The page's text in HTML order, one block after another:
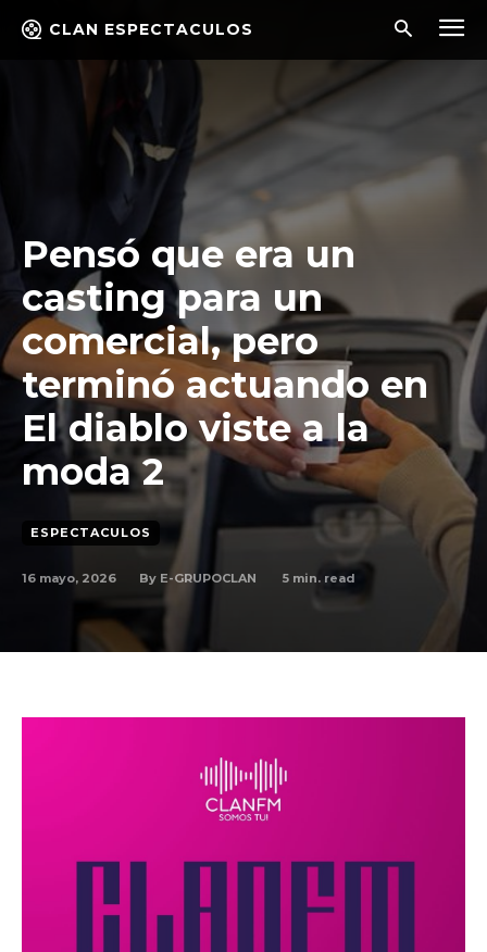
CLAN ESPECTACULOS
Pensó que era un
casting para un
comercial, pero
terminó actuando en
El diablo viste a la
moda 2
ESPECTACULOS
16 mayo, 2026 By E-GRUPOCLAN 5 min. read